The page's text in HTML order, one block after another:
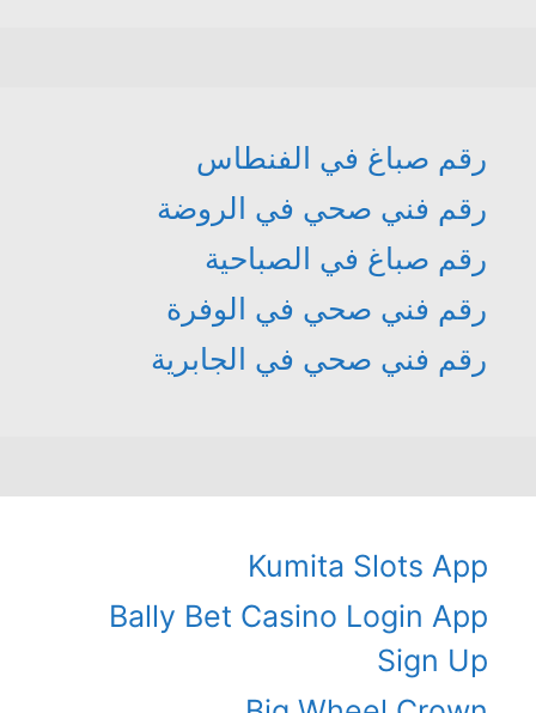
رقم صباغ في الفنطاس
رقم فني صحي في الروضة
رقم صباغ في الصباحية
رقم فني صحي في الوفرة
رقم فني صحي في الجابرية
Kumita Slots App
Bally Bet Casino Login App
Sign Up